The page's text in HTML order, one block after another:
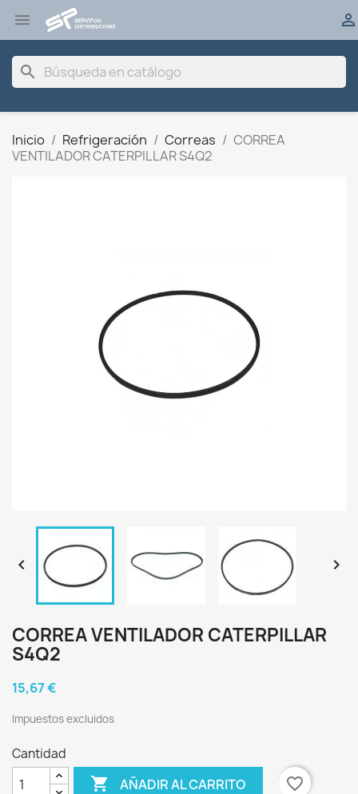
 
search
Inicio Refrigeración Correas
CORREA
VENTILADOR CATERPILLAR S4Q2
 
CORREA VENTILADOR CATERPILLAR
S4Q2
15,67 €
Impuestos excluidos
Cantidad
 AÑADIR AL CARRITO favorite_border